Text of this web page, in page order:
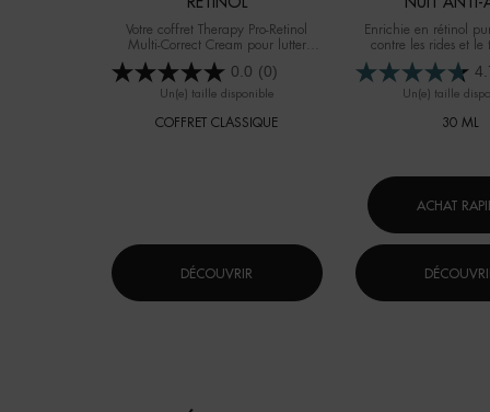
Votre coffret Therapy Pro-Retinol
Multi-Correct Cream pour lutter
contre les rides et le teint terne.
0.0 (0)
Un(e) taille disponible
COFFRET CLASSIQUE
DÉCOUVRIR
Enrichie en rétinol
contre les rides et le
Un(e) taille
30 ML
ACHAT